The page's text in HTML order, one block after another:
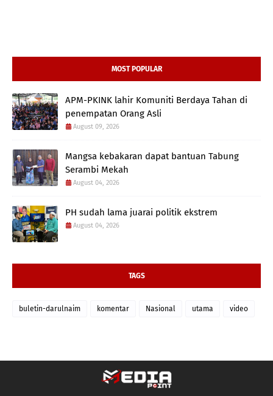
MOST POPULAR
APM-PKINK lahir Komuniti Berdaya Tahan di
penempatan Orang Asli
August 09, 2026
Mangsa kebakaran dapat bantuan Tabung
Serambi Mekah
August 04, 2026
PH sudah lama juarai politik ekstrem
August 04, 2026
TAGS
buletin-darulnaim komentar Nasional utama video